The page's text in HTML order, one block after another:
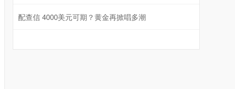
配查信 4000美元可期？黄金再掀唱多潮